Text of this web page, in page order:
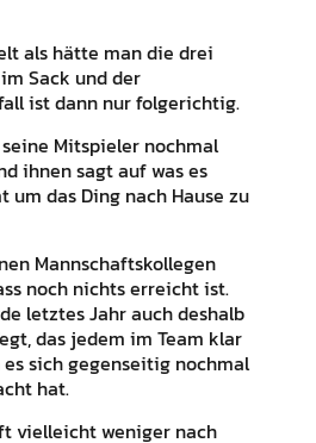
als hätte man die drei
Sack und der
ist dann nur folgerichtig.
Mitspieler nochmal
ihnen sagt auf was es
um das Ding nach Hause zu
Mannschaftskollegen
noch nichts erreicht ist.
letztes Jahr auch deshalb
das jedem im Team klar
sich gegenseitig nochmal
hat.
vielleicht weniger nach